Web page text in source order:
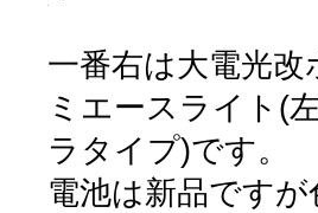
一番右は大電光
ミエースライト(
ラタイプ)です。
電池は新品です